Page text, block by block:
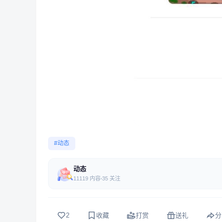
#动态
动态
11119 内容 35 关注
2 收藏 打赏 送礼